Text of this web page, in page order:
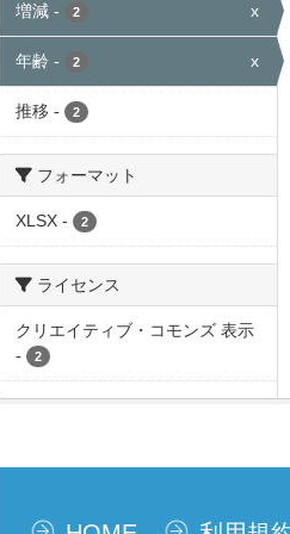
増減 - 2 x
年齢 - 2 x
推移 - 2
フォーマット
XLSX - 2
ライセンス
クリエイティブ・コモンズ 表示
-
2